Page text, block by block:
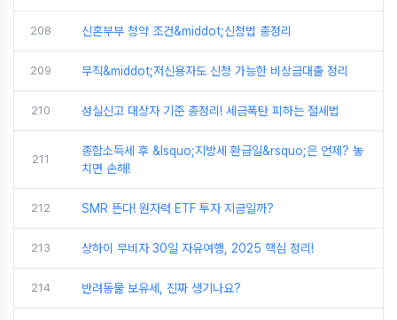
208 신혼부부 청약 조건&middot;신청법 총정리
209 무직&middot;저신용자도 신청 가능한 비상금대출 정리
210 성실신고 대상자 기준 총정리! 세금폭탄 피하는 절세법
211
종합소득세 후 &lsquo;지방세 환급일&rsquo;은 언제? 놓
치면 손해!
212 SMR 뜬다! 원자력 ETF 투자 지금일까?
213 상하이 무비자 30일 자유여행, 2025 핵심 정리!
214 반려동물 보유세, 진짜 생기나요?